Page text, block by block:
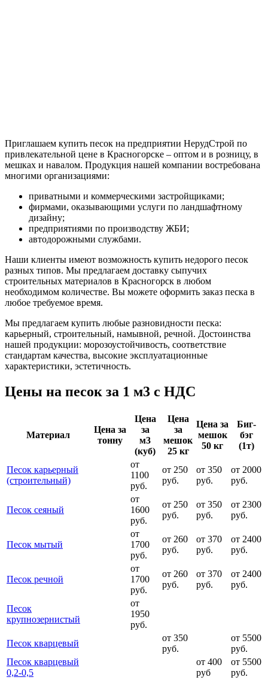
Приглашаем купить песок на предприятии НерудСтрой по
привлекательной цене в Красногорске – оптом и в розницу, в
мешках и навалом. Продукция нашей компании востребована
многими организациями:
приватными и коммерческими застройщиками;
фирмами, оказывающими услуги по ландшафтному
дизайну;
предприятиями по производству ЖБИ;
автодорожными службами.
Наши клиенты имеют возможность купить недорого песок
разных типов. Мы предлагаем доставку сыпучих
строительных материалов в Красногорск в любом
необходимом количестве. Вы можете оформить заказ песка в
любое требуемое время.
Мы предлагаем купить любые разновидности песка:
карьерный, строительный, намывной, речной. Достоинства
нашей продукции: морозоустойчивость, соответствие
стандартам качества, высокие эксплуатационные
характеристики, эстетичность.
Цены на песок за 1 м3 с НДС
Материал
Цена за
тонну
Цена
за
м3
(куб)
Цена
за
мешок
25 кг
Цена за
мешок
50 кг
Биг-
бэг
(1т)
Песок карьерный
(строительный)
от
1100
руб.
от 250
руб.
от 350
руб.
от 2000
руб.
Песок сеяный
от
1600
руб.
от 250
руб.
от 350
руб.
от 2300
руб.
Песок мытый
от
1700
руб.
от 260
руб.
от 370
руб.
от 2400
руб.
Песок речной
от
1700
руб.
от 260
руб.
от 370
руб.
от 2400
руб.
Песок
крупнозернистый
от
1950
руб.
Песок кварцевый
от 350
руб.
от 5500
руб.
Песок кварцевый
0,2-0,5
от 400
руб
от 5500
руб.